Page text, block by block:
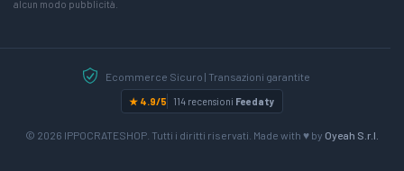
alcun modo pubblicità.
Ecommerce Sicuro | Transazioni garantite
★ 4.9/5 114 recensioni Feedaty
© 2026 IPPOCRATESHOP. Tutti i diritti riservati. Made with ♥ by Oyeah S.r.l.